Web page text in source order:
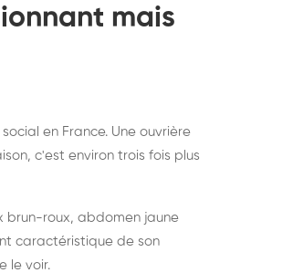
mais
en France. Une ouvrière
c'est environ trois fois plus
brun-roux, abdomen jaune
caractéristique de son
le voir.